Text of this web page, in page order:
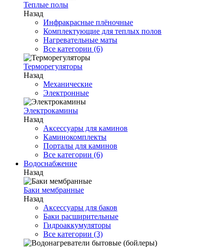
Теплые полы
Назад
Инфракрасные плёночные
Комплектующие для теплых полов
Нагревательные маты
Все категории (6)
Терморегуляторы
Назад
Механические
Электронные
Электрокамины
Назад
Аксессуары для каминов
Каминокомплекты
Порталы для каминов
Все категории (6)
Водоснабжение
Назад
Баки мембранные
Назад
Аксессуары для баков
Баки расширительные
Гидроаккумуляторы
Все категории (3)